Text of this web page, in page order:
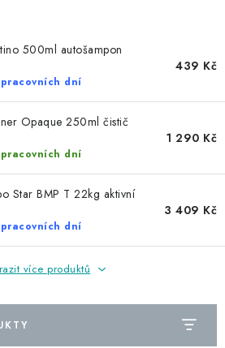
obchodní podmínky
500ml autošampon
dní
439 Kč
Opaque 250ml čistič
dní
1 290 Kč
Star BMP T 22kg aktivní
dní
3 409 Kč
více produktů